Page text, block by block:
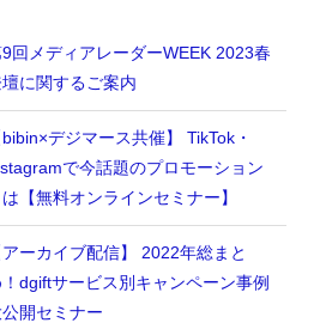
回メディアレーダーWEEK 2023春
に関するご案内
bibin×デジマース共催】 TikTok・
で今話題のプロモーション
は【無料オンラインセミナー】
アーカイブ配信】 2022年総まと
dgiftサービス別キャンペーン事例
公開セミナー